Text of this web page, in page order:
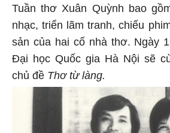
Tuần thơ Xuân Quỳnh bao
nhạc, triển lãm tranh, chiếu
sản của hai cố nhà thơ. Ngày
Đại học Quốc gia Hà Nội sẽ
chủ đề Thơ từ làng.